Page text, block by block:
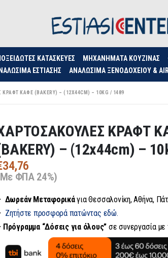
ΚΑΤΑΣΚΕΥΈΣ ΜΗΧΑΝΉΜΑΤΑ ΚΟΥΖΊΝΑΣ
ΕΣΤΊΑΣΗΣ ΑΝΑΛΏΣΙΜΑ ΞΕΝΟΔΟΧΕΊΟΥ &
ΚΑΦΕ (BAKERY) – (12X44CM) – 10KG / 1489
ΚΡΑΦΤ
– (12x44cm) –
34,76
ΦΠΑ 24%)
Δωρεάν Μεταφορικάγια Θεσσαλονίκη, Αθήνα,
Ζητήστε προσφορά πατώντας εδώ.
Πρόγραμμα “Δόσεις για όλους” σε συνεργασία με